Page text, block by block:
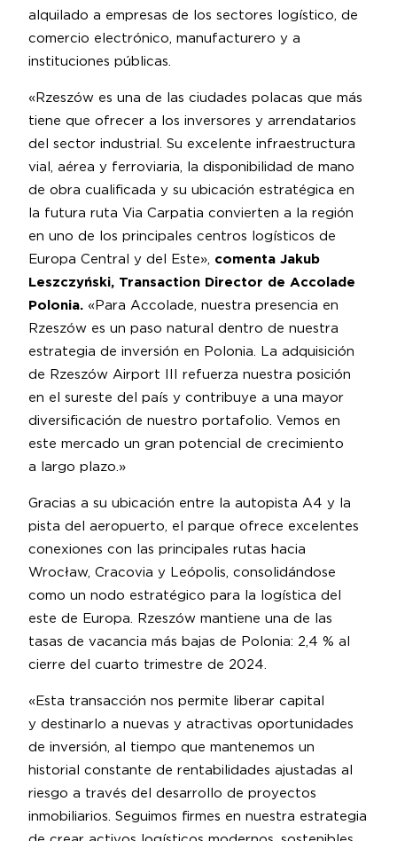
alquilado a empresas de los sectores logístico, de
comercio electrónico, manufacturero y a
instituciones públicas.
«Rzeszów es una de las ciudades polacas que más
tiene que ofrecer a los inversores y arrendatarios
del sector industrial. Su excelente infraestructura
vial, aérea y ferroviaria, la disponibilidad de mano
de obra cualificada y su ubicación estratégica en
la futura ruta Via Carpatia convierten a la región
en uno de los principales centros logísticos de
Europa Central y del Este», comenta Jakub
Leszczyński, Transaction Director de Accolade
Polonia. «Para Accolade, nuestra presencia en
Rzeszów es un paso natural dentro de nuestra
estrategia de inversión en Polonia. La adquisición
de Rzeszów Airport III refuerza nuestra posición
en el sureste del país y contribuye a una mayor
diversificación de nuestro portafolio. Vemos en
este mercado un gran potencial de crecimiento
a largo plazo.»
Gracias a su ubicación entre la autopista A4 y la
pista del aeropuerto, el parque ofrece excelentes
conexiones con las principales rutas hacia
Wrocław, Cracovia y Leópolis, consolidándose
como un nodo estratégico para la logística del
este de Europa. Rzeszów mantiene una de las
tasas de vacancia más bajas de Polonia: 2,4 % al
cierre del cuarto trimestre de 2024.
«Esta transacción nos permite liberar capital
y destinarlo a nuevas y atractivas oportunidades
de inversión, al tiempo que mantenemos un
historial constante de rentabilidades ajustadas al
riesgo a través del desarrollo de proyectos
inmobiliarios. Seguimos firmes en nuestra estrategia